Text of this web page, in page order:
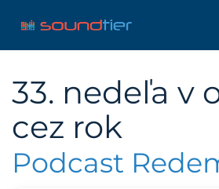
33. nedeľa v
cez rok
Podcast